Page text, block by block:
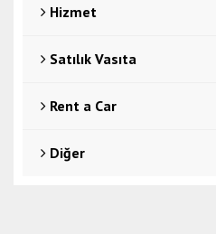
Hizmet
Satılık Vasıta
Rent a Car
Diğer